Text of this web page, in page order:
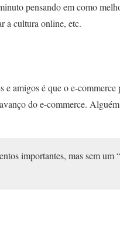
pensando em como
a cultura online, etc.
e amigos é que o e-
do e-commerce.
importantes, mas sem um